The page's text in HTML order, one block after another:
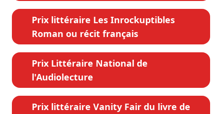
Prix littéraire Les Inrockuptibles
Roman ou récit français
Prix Littéraire National de
l'Audiolecture
Prix littéraire Vanity Fair du livre de